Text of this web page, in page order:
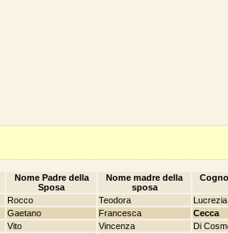
Nome Padre della
Sposa
Nome madre della
sposa
Rocco Teodora
Lucrezia
Gaetano Francesca
Cecca
Vito Vincenza
Di